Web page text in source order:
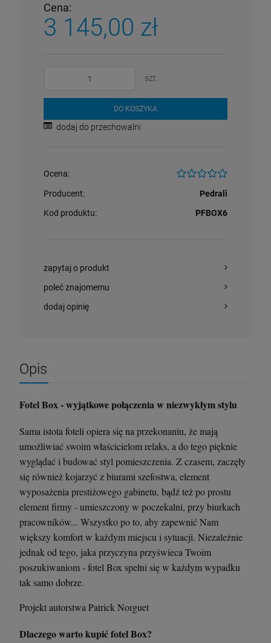
Stolik kawowy Oveo 46 cm antracytowy -
Ferne
379,00 zł
szt.
Krzesło Vanity Scab Design - transparentne
397,00 zł
szt.
Cena:
3 145,00 zł
szt.
DO KOSZYKA
dodaj do przechowalni
Ocena:
Producent:
Pedrali
Kod produktu:
PFBOX6
zapytaj o produkt
poleć znajomemu
dodaj opinię
Opis
Fotel Box - wyjątkowe połączenia w niezwykłym stylu
Sama istota foteli opiera się na przekonaniu, że mają
umożliwiać swoim właścicielom relaks, a do tego pięknie
wyglądać i budować styl pomieszczenia. Z czasem, zaczęły
się również kojarzyć z biurami szefostwa, element
wyposażenia prestiżowego gabinetu, bądź też po prostu
element firmy - umieszczony w poczekalni, przy biurkach
pracowników... Wszystko po to, aby zapewnić Nam
większy komfort w każdym miejscu i sytuacji. Niezależnie
jednak od tego, jaka przyczyna przyświeca Twoim
poszukiwaniom - fotel Box spełni się w każdym wypadku
tak samo dobrze.
Projekt autorstwa Patrick Norguet
Dlaczego warto kupić fotel Box?